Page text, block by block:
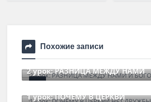
Похожие записи
МЕЖДУ НАМИ
В ЦЕРКВИ